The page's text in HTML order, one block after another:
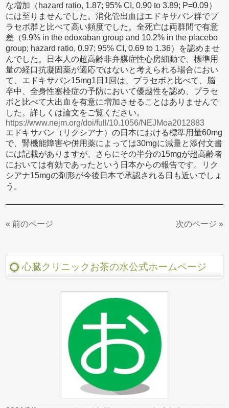
な増加（hazard ratio, 1.87; 95% CI, 0.90 to 3.89; P=0.09）
には至りませんでした。消化管出血はエドキサバン群でプ
ラセボ群と比べて高い頻度でした。全死亡は両群間で有意
差（9.9% in the edoxaban group and 10.2% in the placebo
group; hazard ratio, 0.97; 95% CI, 0.69 to 1.36）を認めませ
んでした。日本人の超高齢非弁膜症性心房細動で、標準用
量の経口抗凝固薬が適応ではないと考えられる場合におい
て、エドキサバン15mg1日1回は、プラセボと比べて、脳
卒中、全身性塞栓症の予防において優越性を認め、プラセ
ボと比べて大出血を有意に増加させることはありませんで
した。詳しくは論文をご覧ください。
https://www.nejm.org/doi/full/10.1056/NEJMoa2012883
エドキサバン（リクシアナ）の日本における標準用量60mg
で、腎機能障害や併用薬によっては30mgに減量と添付文書
には記載がありますが、さらにその半分の15mgが超高齢者
においては有効であったという日本からの報告です。リク
シアナ15mgの剤形が今後日本で承認される日も近いでしょ
う。
« 前のページ 次のページ »
心臓クリニックお茶の水公式ホームページ